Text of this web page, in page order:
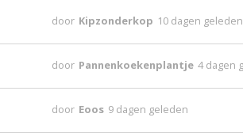
door Kipzonderkop 10 dagen geleden
door Pannenkoekenplantje 4 dagen
door Eoos 9 dagen geleden